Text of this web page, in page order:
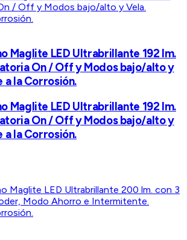
Maglite LED Ultrabrillante 192 lm.
On / Off y Modos bajo/alto y
a la Corrosión.
Maglite LED Ultrabrillante 192 lm.
On / Off y Modos bajo/alto y
a la Corrosión.